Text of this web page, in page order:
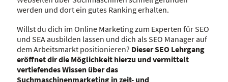
werden und dort ein gutes Ranking erhalten.
Willst du dich im Online Marketing zum Experten für SEO
und SEA ausbilden lassen und dich als SEO Manager auf
dem Arbeitsmarkt positionieren? Dieser SEO Lehrgang
eröffnet dir die Möglichkeit hierzu und vermittelt
vertiefendes Wissen über das
Suchmaschinenmarketing in zeit- und